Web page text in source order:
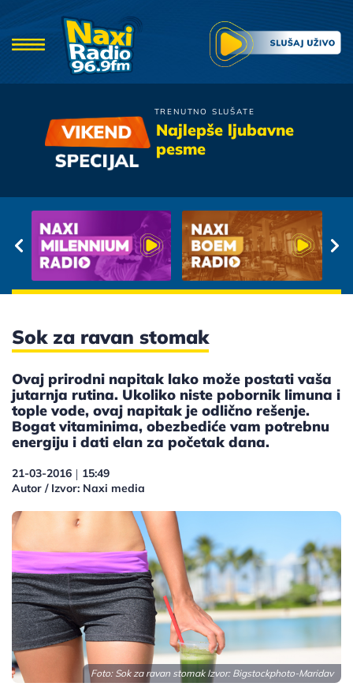
TRENUTNO SLUŠATE
Najlepše ljubavne
pesme
Zana
Sok za ravan stomak
Ovaj prirodni napitak lako može postati vaša
jutarnja rutina. Ukoliko niste pobornik limuna i
tople vode, ovaj napitak je odlično rešenje.
Bogat vitaminima, obezbediće vam potrebnu
energiju i dati elan za početak dana.
21-03-2016 | 15:49
Autor / Izvor: Naxi media
Foto: Sok za ravan stomak Izvor: Bigstockphoto-Maridav